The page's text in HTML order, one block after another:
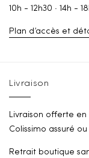
10h - 12h30 · 14h -
Plan d’accès et
Livraison
Livraison offerte
Colissimo assuré
Retrait boutique